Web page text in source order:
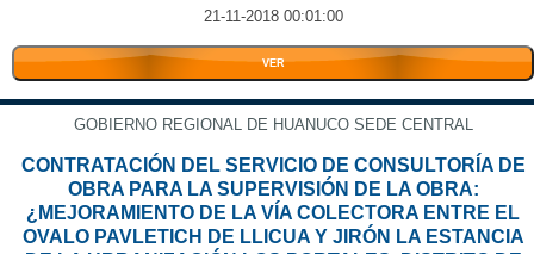
21-11-2018 00:01:00
VER
GOBIERNO REGIONAL DE HUANUCO SEDE CENTRAL
CONTRATACIÓN DEL SERVICIO DE CONSULTORÍA DE
OBRA PARA LA SUPERVISIÓN DE LA OBRA:
¿MEJORAMIENTO DE LA VÍA COLECTORA ENTRE EL
OVALO PAVLETICH DE LLICUA Y JIRÓN LA ESTANCIA